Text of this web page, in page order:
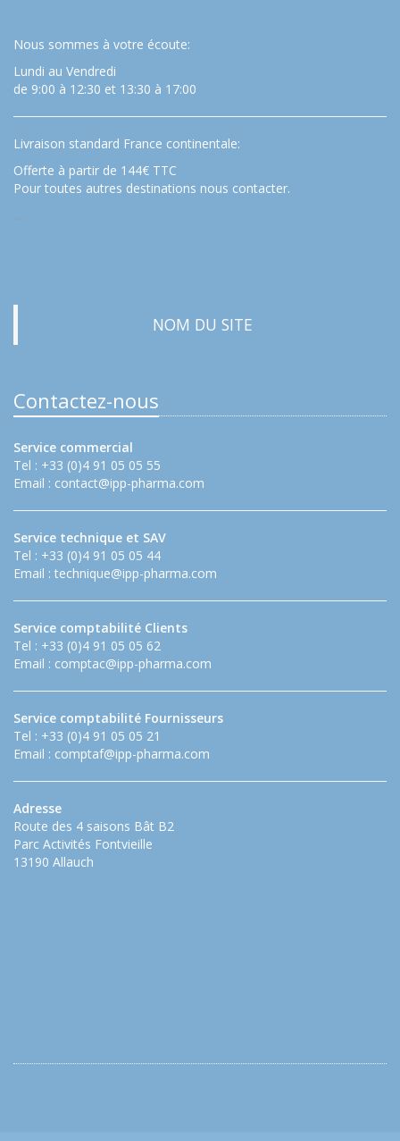
Nous sommes à votre écoute:
Lundi au Vendredi
de 9:00 à 12:30 et 13:30 à 17:00
Livraison standard France continentale:
Offerte à partir de 144€ TTC
Pour toutes autres destinations nous contacter.
…
NOM DU SITE
Contactez-nous
Service commercial
Tel : +33 (0)4 91 05 05 55
Email : contact@ipp-pharma.com
Service technique et SAV
Tel : +33 (0)4 91 05 05 44
Email : technique@ipp-pharma.com
Service comptabilité Clients
Tel : +33 (0)4 91 05 05 62
Email : comptac@ipp-pharma.com
Service comptabilité Fournisseurs
Tel : +33 (0)4 91 05 05 21
Email : comptaf@ipp-pharma.com
Adresse
Route des 4 saisons Bât B2
Parc Activités Fontvieille
13190 Allauch